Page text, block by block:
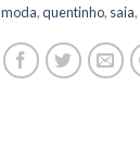
moda,quentinho, saia,